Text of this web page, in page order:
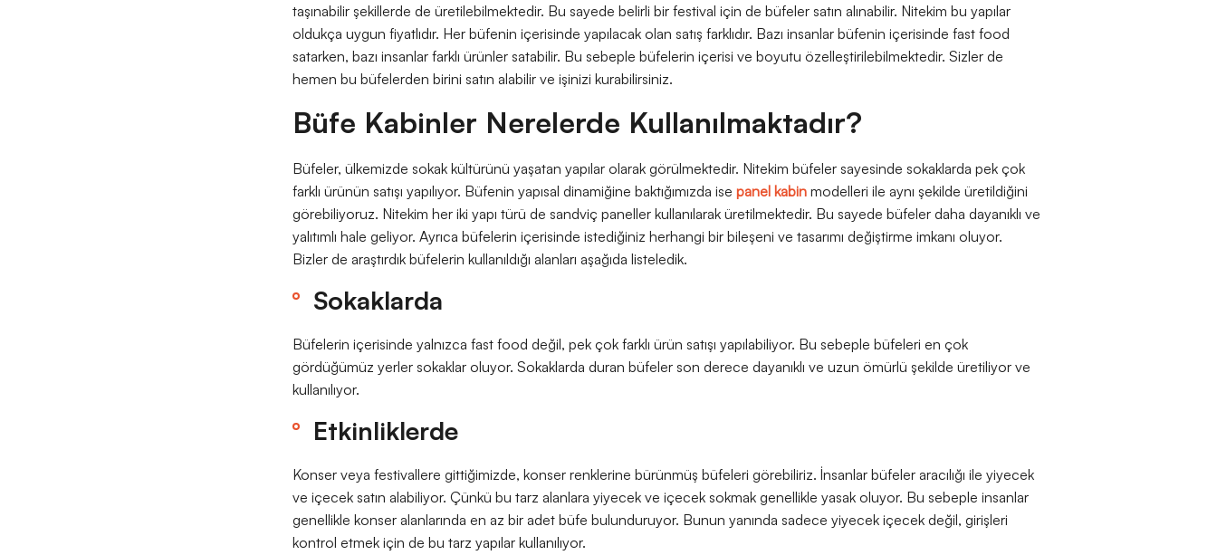
taşınabilir şekillerde de üretilebilmektedir. Bu sayede belirli bir festival için de büfeler satın alınabilir. Nitekim bu yapılar
oldukça uygun fiyatlıdır. Her büfenin içerisinde yapılacak olan satış farklıdır. Bazı insanlar büfenin içerisinde fast food
satarken, bazı insanlar farklı ürünler satabilir. Bu sebeple büfelerin içerisi ve boyutu özelleştirilebilmektedir. Sizler de
hemen bu büfelerden birini satın alabilir ve işinizi kurabilirsiniz.
Büfe Kabinler Nerelerde Kullanılmaktadır?
Büfeler, ülkemizde sokak kültürünü yaşatan yapılar olarak görülmektedir. Nitekim büfeler sayesinde sokaklarda pek çok
farklı ürünün satışı yapılıyor. Büfenin yapısal dinamiğine baktığımızda ise panel kabinmodelleri ile aynı şekilde üretildiğini
görebiliyoruz. Nitekim her iki yapı türü de sandviç paneller kullanılarak üretilmektedir. Bu sayede büfeler daha dayanıklı ve
yalıtımlı hale geliyor. Ayrıca büfelerin içerisinde istediğiniz herhangi bir bileşeni ve tasarımı değiştirme imkanı oluyor.
Bizler de araştırdık büfelerin kullanıldığı alanları aşağıda listeledik.
Sokaklarda
Büfelerin içerisinde yalnızca fast food değil, pek çok farklı ürün satışı yapılabiliyor. Bu sebeple büfeleri en çok
gördüğümüz yerler sokaklar oluyor. Sokaklarda duran büfeler son derece dayanıklı ve uzun ömürlü şekilde üretiliyor ve
kullanılıyor.
Etkinliklerde
Konser veya festivallere gittiğimizde, konser renklerine bürünmüş büfeleri görebiliriz. İnsanlar büfeler aracılığı ile yiyecek
ve içecek satın alabiliyor. Çünkü bu tarz alanlara yiyecek ve içecek sokmak genellikle yasak oluyor. Bu sebeple insanlar
genellikle konser alanlarında en az bir adet büfe bulunduruyor. Bunun yanında sadece yiyecek içecek değil, girişleri
kontrol etmek için de bu tarz yapılar kullanılıyor.